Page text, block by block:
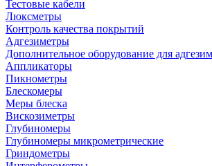
Тестовые кабели
Люксметры
Контроль качества покрытий
Адгезиметры
Дополнительное оборудование для
Аппликаторы
Пикнометры
Блескомеры
Меры блеска
Вискозиметры
Глубиномеры
Глубиномеры микрометрические
Гриндометры